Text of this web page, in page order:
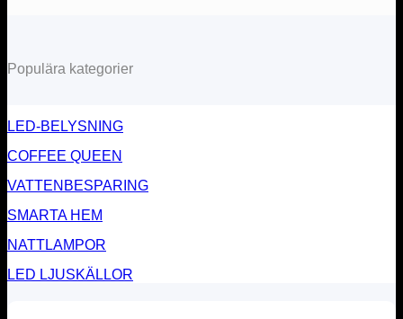
Populära kategorier
LED-BELYSNING
COFFEE QUEEN
VATTENBESPARING
SMARTA HEM
NATTLAMPOR
LED LJUSKÄLLOR